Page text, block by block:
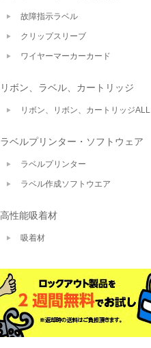
故障指示ラベル
クリップスリーブ
ワイヤーマーカーカード
リボン、ラベル、カートリッジ
リボン、リボン、カートリッジALL
ラベルプリンター・ソフトウェア
ラベルプリンター
ラベル作成ソフトウエア
高性能吸着材
吸着材